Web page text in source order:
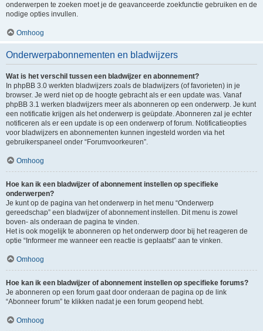
onderwerpen te zoeken moet je de geavanceerde zoekfunctie gebruiken en de
nodige opties invullen.
Omhoog
Onderwerpabonnementen en bladwijzers
Wat is het verschil tussen een bladwijzer en abonnement?
In phpBB 3.0 werkten bladwijzers zoals de bladwijzers (of favorieten) in je
browser. Je werd niet op de hoogte gebracht als er een update was. Vanaf
phpBB 3.1 werken bladwijzers meer als abonneren op een onderwerp. Je kunt
een notificatie krijgen als het onderwerp is geüpdate. Abonneren zal je echter
notificeren als er een update is op een onderwerp of forum. Notificatieopties
voor bladwijzers en abonnementen kunnen ingesteld worden via het
gebruikerspaneel onder “Forumvoorkeuren”.
Omhoog
Hoe kan ik een bladwijzer of abonnement instellen op specifieke
onderwerpen?
Je kunt op de pagina van het onderwerp in het menu “Onderwerp
gereedschap” een bladwijzer of abonnement instellen. Dit menu is zowel
boven- als onderaan de pagina te vinden.
Het is ook mogelijk te abonneren op het onderwerp door bij het reageren de
optie “Informeer me wanneer een reactie is geplaatst” aan te vinken.
Omhoog
Hoe kan ik een bladwijzer of abonnement instellen op specifieke forums?
Je abonneren op een forum gaat door onderaan de pagina op de link
“Abonneer forum” te klikken nadat je een forum geopend hebt.
Omhoog